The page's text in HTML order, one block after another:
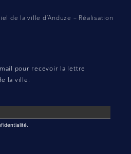
de la ville d’Anduze – Réalisation
pour recevoir la lettre
la ville.